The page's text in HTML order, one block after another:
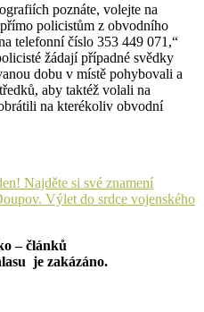
poznáte, volejte na
policistům z obvodního
telefonní číslo 353 449 071,“
žádají případné svědky
dobu v místě pohybovali a
aby taktéž volali na
na kterékoliv obvodní
Najděte si své znamení
Výlet do srdce vojenského
– článků
je zakázáno.